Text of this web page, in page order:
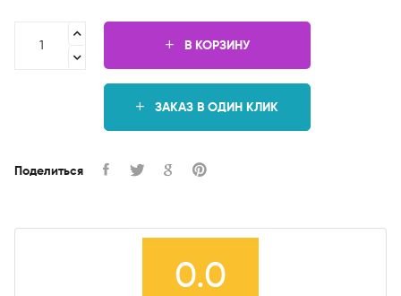
В КОРЗИНУ
ЗАКАЗ В ОДИН КЛИК
Поделиться
0.0